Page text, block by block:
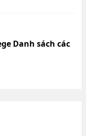
Danh sách các